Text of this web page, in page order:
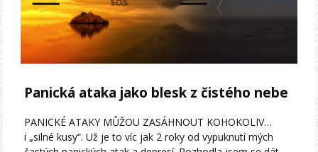
Panická ataka jako blesk z čistého nebe
PANICKÉ ATAKY MŮŽOU ZASÁHNOUT KOHOKOLIV…
i „silné kusy“. Už je to víc jak 2 roky od vypuknutí mých